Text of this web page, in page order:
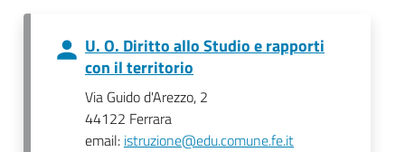
U. O. Diritto allo Studio e rapporti
con il territorio
Via Guido d'Arezzo, 2
44122 Ferrara
email: istruzione@edu.comune.fe.it